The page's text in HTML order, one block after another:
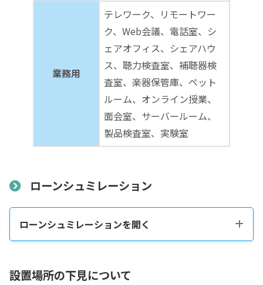
業務用
テレワーク、リモートワー
ク、Web会議、電話室、シ
ェアオフィス、シェアハウ
ス、聴力検査室、補聴器検
査室、楽器保管庫、ペット
ルーム、オンライン授業、
面会室、サーバールーム、
製品検査室、実験室
ローンシュミレーション
ローンシュミレーションを開く
設置場所の下見について